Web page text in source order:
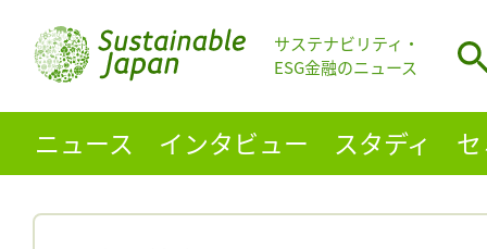
サステナビリティ・
ESG金融のニュース
ニュース インタビュー スタディ